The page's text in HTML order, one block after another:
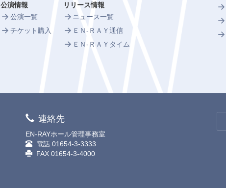
公演情報
公演一覧
チケット購入
リリース情報
ニュース一覧
ＥＮ-ＲＡＹ通信
ＥＮ-ＲＡＹタイム
連絡先
EN-RAYホール管理事務室
電話 01654-3-3333
FAX 01654-3-4000